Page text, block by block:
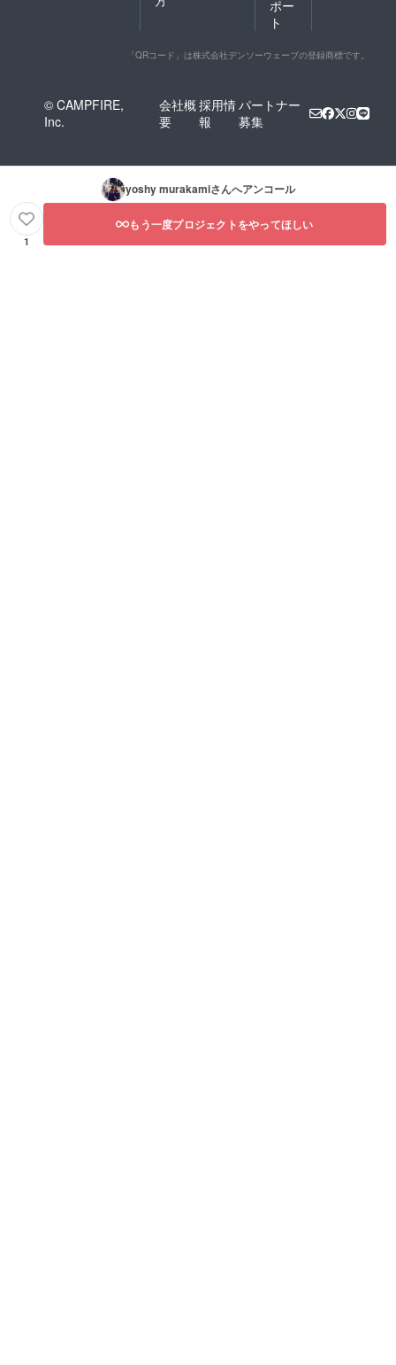
ポー
ト
「QRコード」は株式会社デンソーウェーブの登録商標です。
© CAMPFIRE,
Inc.
会社概
要
採用情
報
パートナー
募集
yoshy murakamiさんへアンコール
1
もう一度プロジェクトをやってほしい